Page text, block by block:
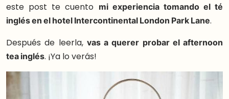
este post te cuento mi experiencia tomando el té
inglés en el hotel Intercontinental London Park Lane.
Después de leerla, vas a querer probar el afternoon
tea inglés. ¡Ya lo verás!